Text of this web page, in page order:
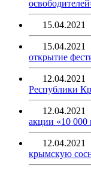
15.04.2021
15.04.2021
открытие
12.04.2021
Республики
12.04.2021
акции «10
12.04.2021
крымскую